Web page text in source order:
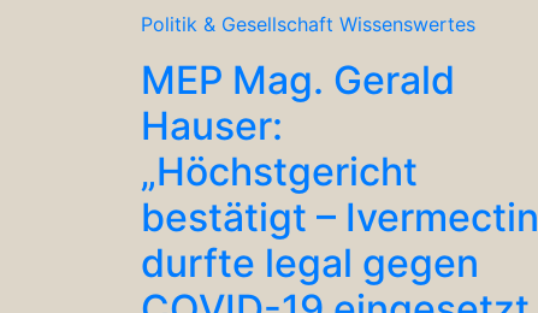
Politik & Gesellschaft Wissenswertes
MEP Mag. Gerald
Hauser:
„Höchstgericht
bestätigt – Ivermectin
durfte legal gegen